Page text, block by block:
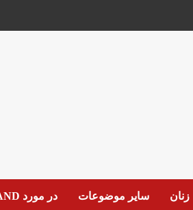
زنان سایر موضوعات در مورد AND